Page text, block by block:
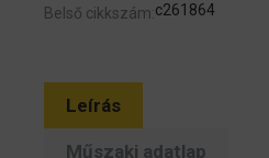
Belső cikkszám:c261864
Leírás
Műszaki adatlap